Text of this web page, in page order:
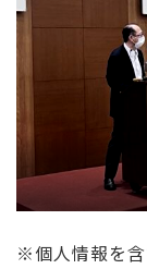
※個人情報を